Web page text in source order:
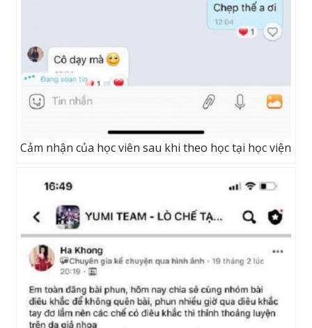
Cảm nhận của học viên sau khi theo học tại học viện